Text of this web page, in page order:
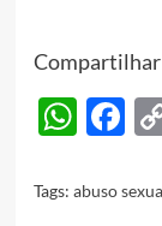
Agreste do
da Polícia Civil
a menina teria
Compartilhar
Tags: abuso